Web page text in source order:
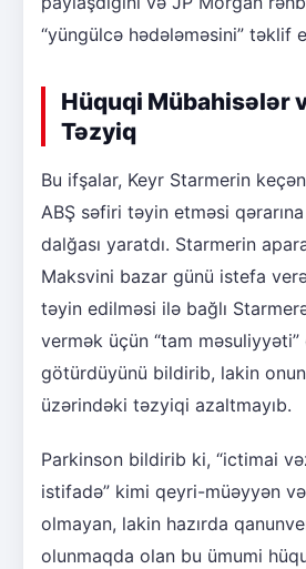
“yüngülcə hədələməsini” təklif
Hüquqi Mübahisələr
Təzyiq
Bu ifşalar, Keyr Starmerin
ABŞ səfiri təyin etməsi
dalğası yaratdı. Starmerin
Maksvini bazar günü istefa
təyin edilməsi ilə bağlı
vermək üçün “tam
götürdüyünü bildirib, lakin
üzərindəki təzyiqi azaltmayıb.
Parkinson bildirib ki, “ictimai
istifadə” kimi qeyri-müəyyən və
olmayan, lakin hazırda
olunmaqda olan bu ümumi